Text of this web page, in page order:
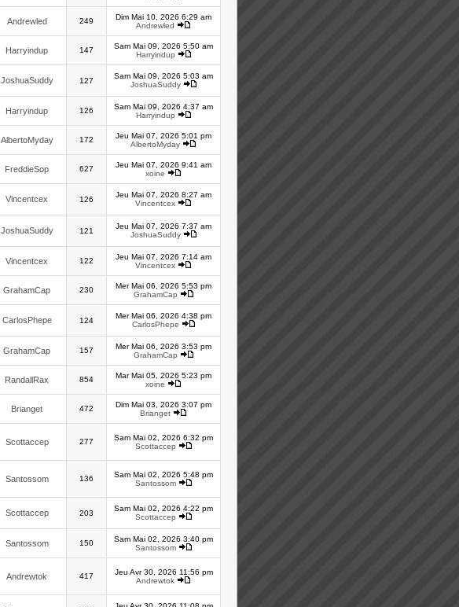
Andrewled 249
Dim Mai 10, 2026 6:29 am
Andrewled
Harryindup 147
Sam Mai 09, 2026 5:50 am
Harryindup
JoshuaSuddy 127
Sam Mai 09, 2026 5:03 am
JoshuaSuddy
Harryindup 126
Sam Mai 09, 2026 4:37 am
Harryindup
AlbertoMyday 172
Jeu Mai 07, 2026 5:01 pm
AlbertoMyday
FreddieSop 627
Jeu Mai 07, 2026 9:41 am
xoine
Vincentcex 126
Jeu Mai 07, 2026 8:27 am
Vincentcex
JoshuaSuddy 121
Jeu Mai 07, 2026 7:37 am
JoshuaSuddy
Vincentcex 122
Jeu Mai 07, 2026 7:14 am
Vincentcex
GrahamCap 230
Mer Mai 06, 2026 5:53 pm
GrahamCap
CarlosPhepe 124
Mer Mai 06, 2026 4:38 pm
CarlosPhepe
GrahamCap 157
Mer Mai 06, 2026 3:53 pm
GrahamCap
RandallRax 854
Mar Mai 05, 2026 5:23 pm
xoine
Brianget 472
Dim Mai 03, 2026 3:07 pm
Brianget
Scottaccep 277
Sam Mai 02, 2026 6:32 pm
Scottaccep
Santossom 136
Sam Mai 02, 2026 5:48 pm
Santossom
Scottaccep 203
Sam Mai 02, 2026 4:22 pm
Scottaccep
Santossom 150
Sam Mai 02, 2026 3:40 pm
Santossom
Andrewtok 417
Jeu Avr 30, 2026 11:56 pm
Andrewtok